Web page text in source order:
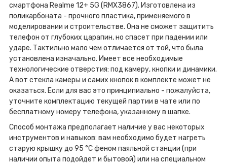
смартфона Realme 12+ 5G (RMX3867). Изготовлена из
поликарбоната - прочного пластика, применяемого в
моделировании и строительстве. Она не сможет защитить
телефон от глубоких царапин, но спасет при падении или
ударе. Тактильно мало чем отличается от той, что была
установлена изначально. Имеет все необходимые
технологические отверстия: под камеру, кнопки и динамики.
А вот стекла камеры и самих кнопок в комплекте может не
оказаться. Если для вас это принципиально - пожалуйста,
уточните комплектацию текущей партии в чате или по
бесплатному номеру телефона, указанному в шапке.
Способ монтажа предполагает наличие у вас некоторых
инструментов и навыков: вам необходимо будет нагреть
старую крышку до 95 °C феном паяльной станции (при
наличии опыта подойдет и бытовой) или на специальном